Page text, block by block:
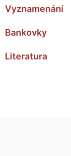
Vyznamenání
Bankovky
Literatura